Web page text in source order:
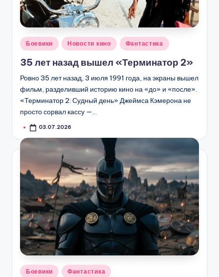
Опубликовано
Боевики Новости кино Фантастика
35 лет назад вышел «Терминатор 2»
Ровно 35 лет назад, 3 июля 1991 года, на экраны вышел
фильм, разделивший историю кино на «до» и «после».
«Терминатор 2: Судный день» Джеймса Кэмерона не
просто сорвал кассу —…
03.07.2026
Опубликовано
Боевики Фантастика